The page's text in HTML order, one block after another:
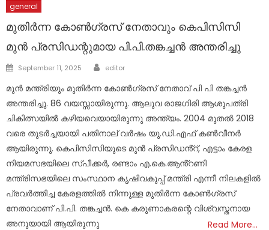
general
മുതിർന്ന കോൺഗ്രസ് നേതാവും കെപിസിസി
മുൻ പ്രസിഡന്റുമായ പി.പി.തങ്കച്ചൻ അന്തരിച്ചു
Posted
September 11, 2025 Author
editor
മുൻ മന്ത്രിയും മുതിർന്ന കോൺഗ്രസ് നേതാവ് പി പി തങ്കച്ചൻ
അന്തരിച്ചു. 86 വയസ്സായിരുന്നു. ആലുവ രാജഗിരി ആശുപത്രി
ചികിത്സയിൽ കഴിയവെയായിരുന്നു അന്ത്യം. 2004 മുതൽ 2018
വരെ തുടർച്ചയായി പതിനാല് വർഷം യു.ഡി.എഫ് കൺവീനർ
ആയിരുന്നു. കെപിസിസിയുടെ മുൻ പ്രസിഡൻ്റ്, എട്ടാം കേരള
നിയമസഭയിലെ സ്പീക്കർ, രണ്ടാം എ.കെ.ആൻ്റണി
മന്ത്രിസഭയിലെ സംസ്ഥാന കൃഷിവകുപ്പ് മന്ത്രി എന്നീ നിലകളിൽ
പ്രവർത്തിച്ച കേരളത്തിൽ നിന്നുള്ള മുതിർന്ന കോൺഗ്രസ്
നേതാവാണ് പി.പി. തങ്കച്ചൻ. കെ കരുണാകരന്റെ വിശ്വസ്തനായ
അനുയായി ആയിരുന്നു
Read More…